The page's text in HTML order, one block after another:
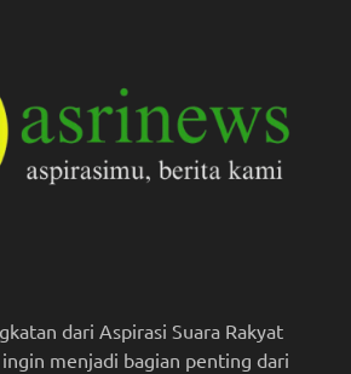
dari Aspirasi Suara Rakyat
menjadi bagian penting dari